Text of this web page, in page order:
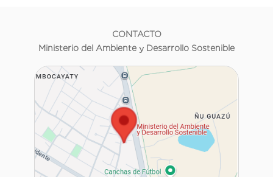
CONTACTO
Ministerio del Ambiente y Desarrollo Sostenible